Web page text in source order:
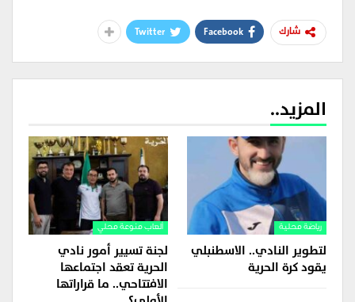
شارك Facebook
Twitter
المزيد..
رياضة محلية
لتطوير النادي.. الاسطنبلي
يقود كرة الحرية
ألعاب منوعة محلي
لجنة تسيير أمور نادي
الحرية تعقد اجتماعها
الافتتاحي.. ما قراراتها